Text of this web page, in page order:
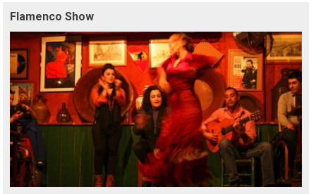
Flamenco Show